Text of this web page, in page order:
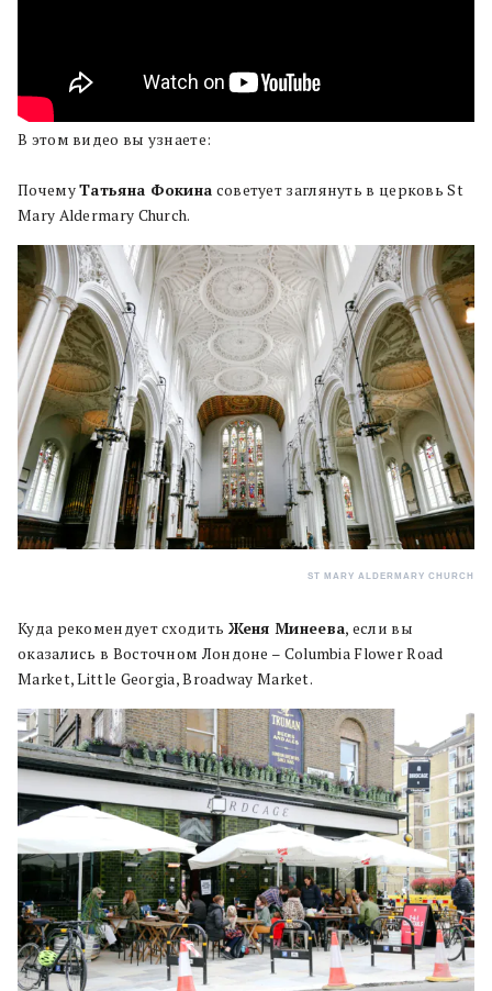
В этом видео вы узнаете:
ПочемуТатьяна Фокина советует заглянуть в церковь St
Mary Aldermary Church.
ST MARY ALDERMARY CHURCH
Куда рекомендует сходить Женя Минеева, если вы
оказались в Восточном Лондоне – Columbia Flower Road
Market, Little Georgia, Broadway Market.